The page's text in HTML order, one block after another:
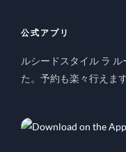
公式アプリ
ルシードスタイル ラ
た。予約も楽々行えま